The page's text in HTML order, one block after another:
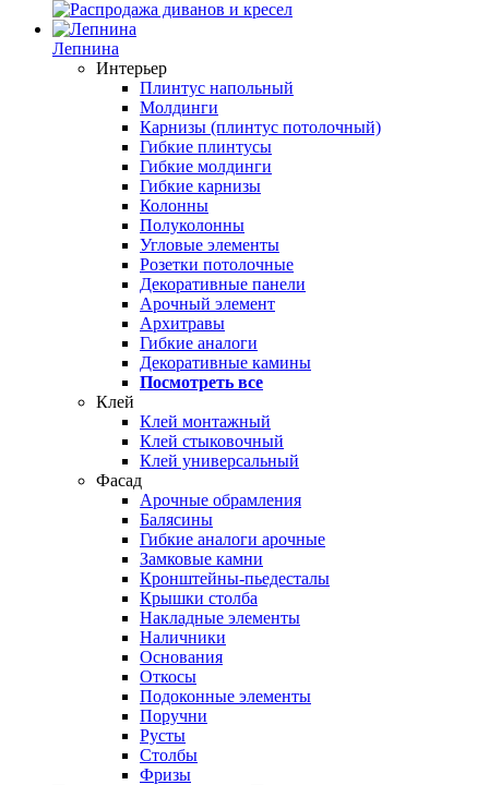
Лепнина
Интерьер
Плинтус напольный
Молдинги
Карнизы (плинтус потолочный)
Гибкие плинтусы
Гибкие молдинги
Гибкие карнизы
Колонны
Полуколонны
Угловые элементы
Розетки потолочные
Декоративные панели
Арочный элемент
Архитравы
Гибкие аналоги
Декоративные камины
Посмотреть все
Клей
Клей монтажный
Клей стыковочный
Клей универсальный
Фасад
Арочные обрамления
Балясины
Гибкие аналоги арочные
Замковые камни
Кронштейны-пьедесталы
Крышки столба
Накладные элементы
Наличники
Основания
Откосы
Подоконные элементы
Поручни
Русты
Столбы
Фризы